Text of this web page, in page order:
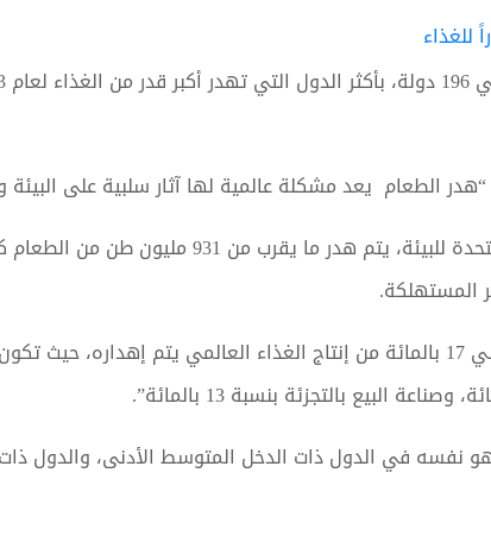
الطعام يعد مشكلة عالمية لها آثار سلبية على البيئة
المستهلكة.
نفسه في الدول ذات الدخل المتوسط الأدنى، والدول